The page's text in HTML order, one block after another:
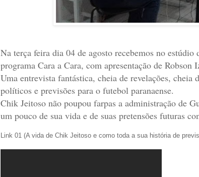
Na terça feira dia 04 de agosto recebemos no
programa Cara a Cara, com apresentação de
Uma entrevista fantástica, cheia de revelações,
políticos e previsões para o futebol paranaense.
Chik Jeitoso não poupou farpas a administração de
um pouco de sua vida e de suas pretensões futuras
Link 01 (A vida de Chik Jeitoso e como toda a sua história de